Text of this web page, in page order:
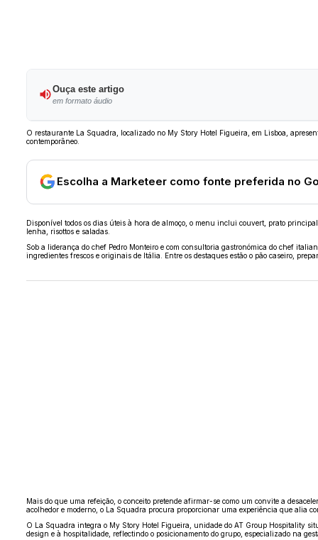
Ouça este artigo
em formato áudio
O restaurante La Squadra, localizado no My Story Hotel Figueira, em Lisboa,
contemporâneo.
Escolha a Marketeer como fonte preferida no
Disponível todos os dias úteis à hora de almoço, o menu inclui couvert, prato
lenha, risottos e saladas.
Sob a liderança do chef Pedro Monteiro e com consultoria gastronómica do chef
ingredientes frescos e originais de Itália. Entre os destaques estão o pão caseiro,
Mais do que uma refeição, o conceito pretende afirmar-se como um convite a
acolhedor e moderno, o La Squadra procura proporcionar uma experiência que alia
O La Squadra integra o My Story Hotel Figueira, unidade do AT Group Hospitality
design e à hospitalidade, reflectindo o posicionamento do grupo, especializado na